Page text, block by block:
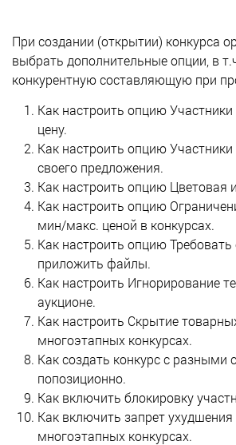
При создании (открытии) конкурса
выбрать дополнительные опции, в
конкурентную составляющую при
Как настроить опцию
цену.
Как настроить опцию Участники
своего предложения.
Как настроить опцию Цветовая
Как настроить опцию
мин/макс. ценой в конкурсах.
Как настроить опцию Требовать
приложить файлы.
Как настроить Игнорирование
аукционе.
Как настроить Скрытие
многоэтапных конкурсах.
Как создать конкурс с
попозиционно.
Как включить блокировку
Как включить запрет ухудшения
многоэтапных конкурсах.